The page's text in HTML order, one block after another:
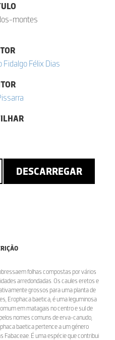
montes
Fidalgo Félix Dias
DESCARREGAR
folhas compostas por vários
arredondadas. Os caules eretos e
grossos para uma planta de
Erophaca baetica, é uma leguminosa
em matagais no centro e sul de
nomes comuns de erva-canudo,
baetica pertence a um género
Fabaceae. É uma espécie que contribui